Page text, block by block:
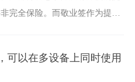
完全保险。而敬业签作为提醒
可以在多设备上同时使用